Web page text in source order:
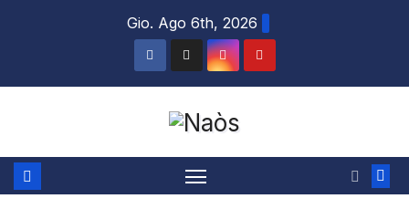
Gio. Ago 6th, 2026